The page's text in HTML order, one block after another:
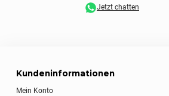
Jetzt chatten
Kundeninformationen
Mein Konto